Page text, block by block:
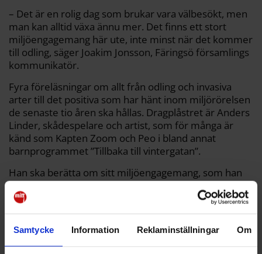
Samtycke Information Reklaminställningar Om
– Det är en rolig dag som brukar vara välbesökt, men
man kan alltid växa ännu mer. Det finns ett stort
miljöengagemang här ute, inte minst när det kommer
till odling, säger Joakim Jonsson, Färingsö församlings
kommunikatör.
Fyra föreläsningar om allt från odling och invasiva
arter till det positiva som har hänt inom miljörörelsen
de senaste tio åren ska hållas. Dragplåstret är Anders
Linder, skådespelare och artist, som för många är
känd som Kapten Zoom och Peo i bland annat
barnprogrammet ”Tillbaka till vintergatan”.
Han ska berätta om sitt miljöengagemang, som han
har haft sedan 1970-talet.
– Många har en relation till honom, till lite olika roller
Tidiga med elbilar